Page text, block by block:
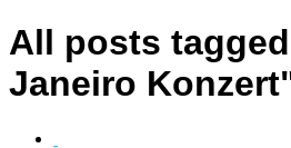
All posts
Janeiro